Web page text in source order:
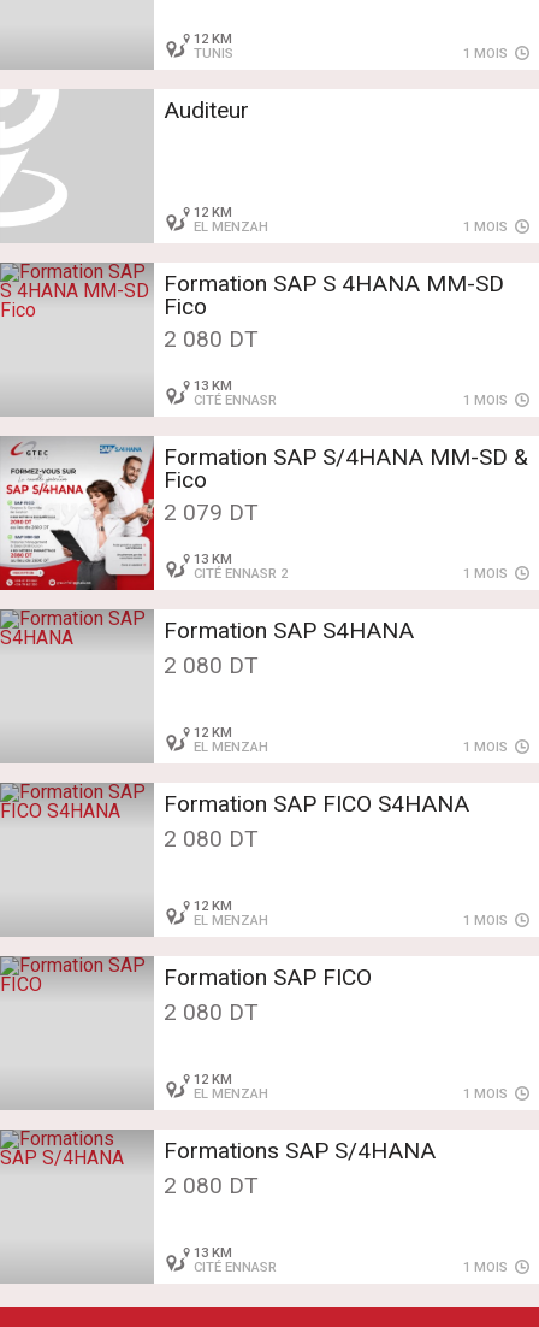
12 KM
TUNIS
1 MOIS
Auditeur
12 KM
EL MENZAH
1 MOIS
Formation SAP S 4HANA MM-SD
Fico
2 080 DT
13 KM
CITÉ ENNASR
1 MOIS
Formation SAP S/4HANA MM-SD &
Fico
2 079 DT
13 KM
CITÉ ENNASR 2
1 MOIS
Formation SAP S4HANA
2 080 DT
12 KM
EL MENZAH
1 MOIS
Formation SAP FICO S4HANA
2 080 DT
12 KM
EL MENZAH
1 MOIS
Formation SAP FICO
2 080 DT
12 KM
EL MENZAH
1 MOIS
Formations SAP S/4HANA
2 080 DT
13 KM
CITÉ ENNASR
1 MOIS